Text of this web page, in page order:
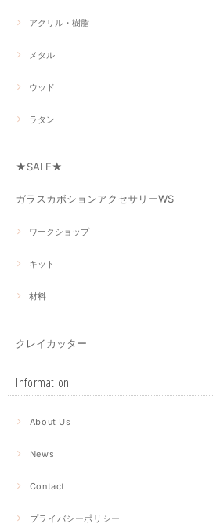
アクリル・樹脂
メタル
ウッド
ラタン
★SALE★
ガラスカボションアクセサリーWS
ワークショップ
キット
材料
クレイカッター
Information
About Us
News
Contact
プライバシーポリシー